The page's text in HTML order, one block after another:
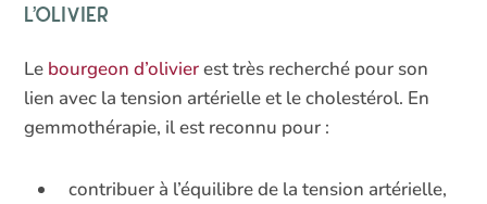
L’olivier
Le bourgeon d’olivierest très recherché pour son
lien avec la tension artérielle et le cholestérol. En
gemmothérapie, il est reconnu pour :
contribuer à l’équilibre de la tension artérielle,